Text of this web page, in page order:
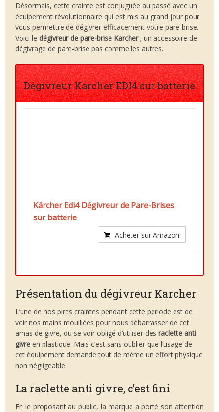
Désormais, cette crainte est conjuguée au passé avec un
équipement révolutionnaire qui est mis au grand jour pour
vous permettre de dégivrer efficacement votre pare-brise.
Voici ledégivreur de pare-brise Karcher; un accessoire de
dégivrage de pare-brise pas comme les autres.
Dégivreur Karcher EDI4 sur batterie
Kärcher Edi4 Dégivreur de Pare-Brises
sur batterie
Acheter sur Amazon
Présentation du dégivreur Karcher
L’une de nos pires craintes pendant cette période est de
voir nos mains mouillées pour nous débarrasser de cet
amas de givre, ou se voir obligé d’utiliser desraclette anti
givre en plastique. Mais c’est sans oublier que l’usage de
cet équipement demande tout de même un effort physique
non négligeable.
La raclette anti givre, c’est fini
En le proposant au public, la marque a porté son attention